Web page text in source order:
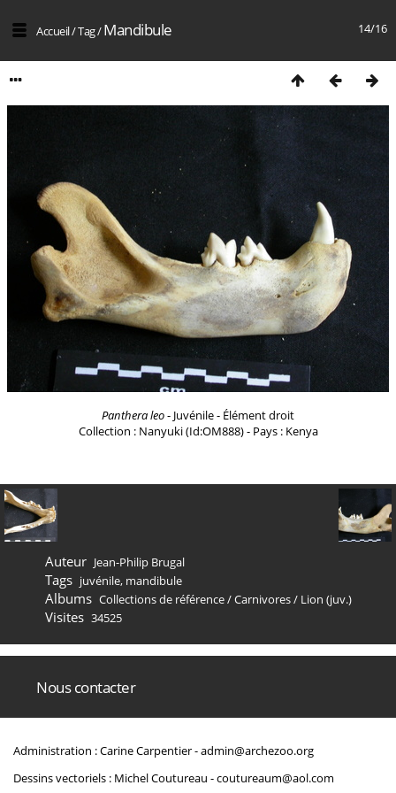
14/16
Accueil/Tag/Mandibule
Panthera leo- Juvénile - Élément droit
Collection : Nanyuki (Id:OM888) - Pays : Kenya
Auteur Jean-Philip Brugal
Tags juvénile, mandibule
Albums Collections de référence/Carnivores/ Lion (juv.)
Visites 34525
Nous contacter
Administration : Carine Carpentier -admin@archezoo.org
Dessins vectoriels : Michel Coutureau -coutureaum@aol.com